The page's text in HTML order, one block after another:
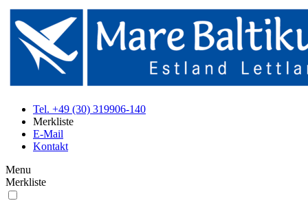
Tel. +49 (30) 319906-140
Merkliste
E-Mail
Kontakt
Menu
Merkliste